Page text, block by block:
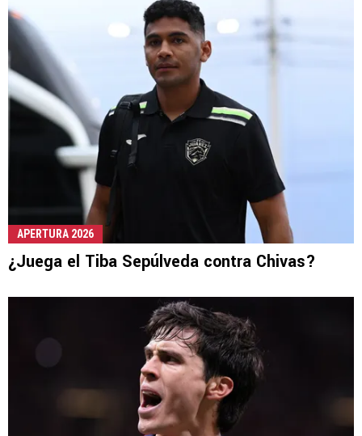
APERTURA 2026
¿Juega el Tiba Sepúlveda contra Chivas?